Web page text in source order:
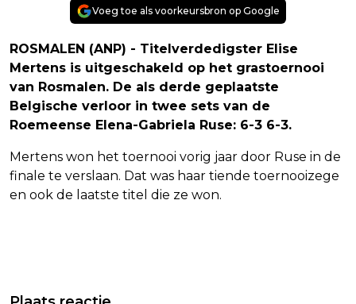
Voeg toe als voorkeursbron op Google
ROSMALEN (ANP) - Titelverdedigster Elise
Mertens is uitgeschakeld op het grastoernooi
van Rosmalen. De als derde geplaatste
Belgische verloor in twee sets van de
Roemeense Elena-Gabriela Ruse: 6-3 6-3.
Mertens won het toernooi vorig jaar door Ruse in de
finale te verslaan. Dat was haar tiende toernooizege
en ook de laatste titel die ze won.